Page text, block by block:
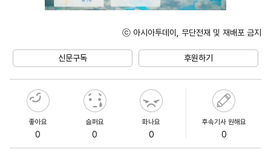
ⓒ 아시아투데이, 무단전재 및 재배포 금지
신문구독 후원하기
좋아요
0
슬퍼요
0
화나요
0
후속기사 원해요
0